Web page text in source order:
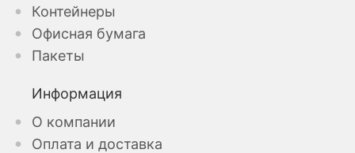
Контейнеры
Офисная бумага
Пакеты
Информация
О компании
Оплата и доставка